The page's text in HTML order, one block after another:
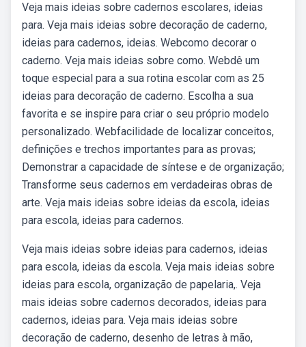
Veja mais ideias sobre cadernos escolares, ideias
para. Veja mais ideias sobre decoração de caderno,
ideias para cadernos, ideias. Webcomo decorar o
caderno. Veja mais ideias sobre como. Webdê um
toque especial para a sua rotina escolar com as 25
ideias para decoração de caderno. Escolha a sua
favorita e se inspire para criar o seu próprio modelo
personalizado. Webfacilidade de localizar conceitos,
definições e trechos importantes para as provas;
Demonstrar a capacidade de síntese e de organização;
Transforme seus cadernos em verdadeiras obras de
arte. Veja mais ideias sobre ideias da escola, ideias
para escola, ideias para cadernos.
Veja mais ideias sobre ideias para cadernos, ideias
para escola, ideias da escola. Veja mais ideias sobre
ideias para escola, organização de papelaria,. Veja
mais ideias sobre cadernos decorados, ideias para
cadernos, ideias para. Veja mais ideias sobre
decoração de caderno, desenho de letras à mão,